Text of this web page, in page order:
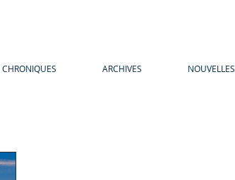
CHRONIQUES ARCHIVES NOUVELLES